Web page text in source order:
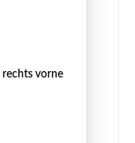
rechts vorne